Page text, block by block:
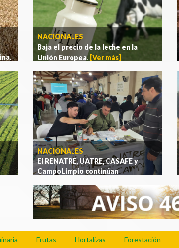
.
NACIONALES
Baja el precio de la leche en la
Unión Europea. [Ver más]
NACIONALES
El RENATRE, UATRE, CASAFE y
CampoLimpio continúan
trabajadores rurales a nivel
nacional
.[Ver más]
Frutas Hortalizas Forestación